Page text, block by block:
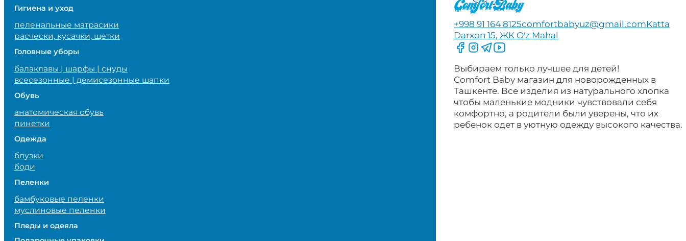
Гигиена и уход
пеленальные матрасики
расчески, кусачки, щетки
Головные уборы
балаклавы | шарфы | снуды
всесезонные | демисезонные шапки
Обувь
анатомическая обувь
пинетки
Одежда
блузки
боди
Пеленки
бамбуковые пеленки
муслиновые пеленки
Пледы и одеяла
+998 91 164 8125comfortbabyuz@gmail.comKatta
Darxon 15, ЖК O'z Mahal
Следите за нами на Facebook
Следите за нами в Instagram
Следите за нами в Telegram
Следите за нами в YouTube
Выбираем только лучшее для детей!
Comfort Baby магазин для новорожденных в
Ташкенте. Все изделия из натурального хлопка
чтобы маленькие модники чувствовали себя
комфортно, а родители были уверены, что их
ребенок одет в уютную одежду высокого качества.